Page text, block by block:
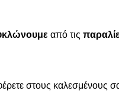
από τις
στους καλεσμένους